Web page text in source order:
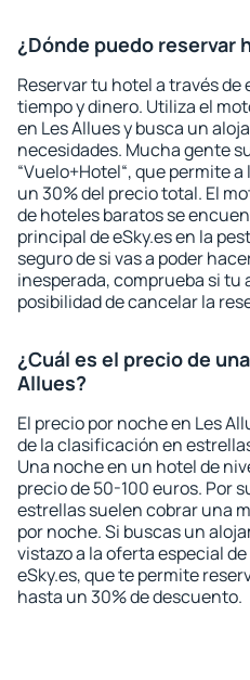
¿Dónde puedo reservar
Reservar tu hotel a través
tiempo y dinero. Utiliza el
en Les Allues y busca un
necesidades. Mucha gente
“Vuelo+Hotel“, que permite
un 30% del precio total. El
de hoteles baratos se
principal de eSky.es en la
seguro de si vas a poder
inesperada, comprueba si tu
posibilidad de cancelar la
¿Cuál es el precio de
Allues?
El precio por noche en Les
de la clasificación en
Una noche en un hotel de
precio de 50-100 euros. Por
estrellas suelen cobrar una
por noche. Si buscas un
vistazo a la oferta especial
eSky.es, que te permite
hasta un 30% de descuento.